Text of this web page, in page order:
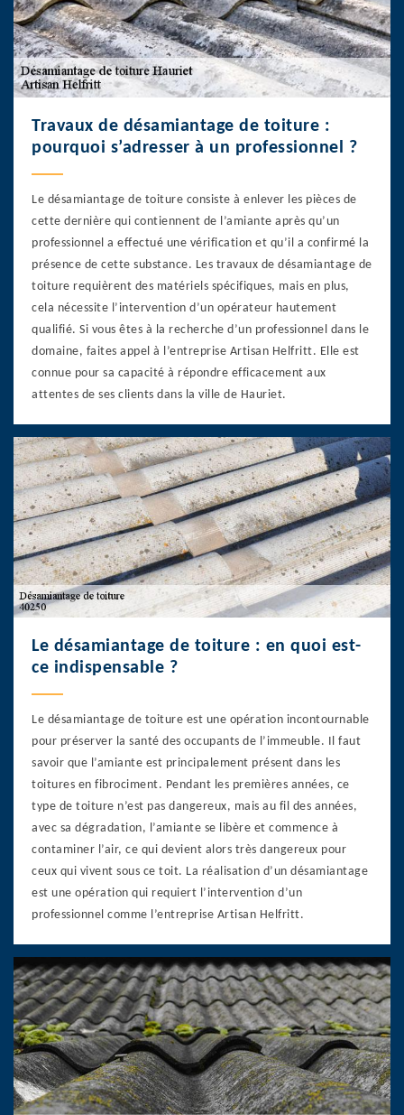
Travaux de désamiantage de toiture :
pourquoi s’adresser à un professionnel ?
Le désamiantage de toiture consiste à enlever les pièces de
cette dernière qui contiennent de l’amiante après qu’un
professionnel a effectué une vérification et qu’il a confirmé la
présence de cette substance. Les travaux de désamiantage de
toiture requièrent des matériels spécifiques, mais en plus,
cela nécessite l’intervention d’un opérateur hautement
qualifié. Si vous êtes à la recherche d’un professionnel dans le
domaine, faites appel à l’entreprise Artisan Helfritt. Elle est
connue pour sa capacité à répondre efficacement aux
attentes de ses clients dans la ville de Hauriet.
Le désamiantage de toiture : en quoi est-
ce indispensable ?
Le désamiantage de toiture est une opération incontournable
pour préserver la santé des occupants de l’immeuble. Il faut
savoir que l’amiante est principalement présent dans les
toitures en fibrociment. Pendant les premières années, ce
type de toiture n’est pas dangereux, mais au fil des années,
avec sa dégradation, l’amiante se libère et commence à
contaminer l’air, ce qui devient alors très dangereux pour
ceux qui vivent sous ce toit. La réalisation d’un désamiantage
est une opération qui requiert l’intervention d’un
professionnel comme l’entreprise Artisan Helfritt.